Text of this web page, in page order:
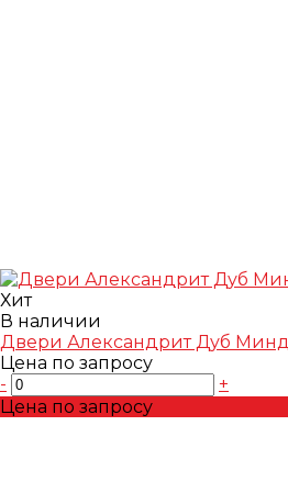
Хит
В наличии
Двери Александрит Дуб
Цена по запросу
-
+
Цена по запросу